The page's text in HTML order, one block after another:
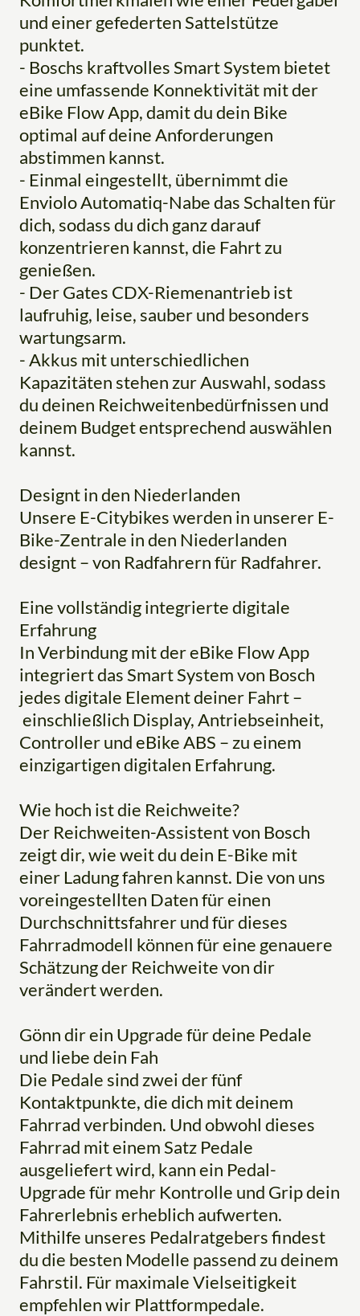
und einer gefederten Sattelstütze
punktet.
- Boschs kraftvolles Smart System bietet
eine umfassende Konnektivität mit der
eBike Flow App, damit du dein Bike
optimal auf deine Anforderungen
abstimmen kannst.
- Einmal eingestellt, übernimmt die
Enviolo Automatiq-Nabe das Schalten für
dich, sodass du dich ganz darauf
konzentrieren kannst, die Fahrt zu
genießen.
- Der Gates CDX-Riemenantrieb ist
laufruhig, leise, sauber und besonders
wartungsarm.
- Akkus mit unterschiedlichen
Kapazitäten stehen zur Auswahl, sodass
du deinen Reichweitenbedürfnissen und
deinem Budget entsprechend auswählen
kannst.
Designt in den Niederlanden
Unsere E-Citybikes werden in unserer E-
Bike-Zentrale in den Niederlanden
designt – von Radfahrern für Radfahrer.
Eine vollständig integrierte digitale
Erfahrung
In Verbindung mit der eBike Flow App
integriert das Smart System von Bosch
jedes digitale Element deiner Fahrt –
einschließlich Display, Antriebseinheit,
Controller und eBike ABS – zu einem
einzigartigen digitalen Erfahrung.
Wie hoch ist die Reichweite?
Der Reichweiten-Assistent von Bosch
zeigt dir, wie weit du dein E-Bike mit
einer Ladung fahren kannst. Die von uns
voreingestellten Daten für einen
Durchschnittsfahrer und für dieses
Fahrradmodell können für eine genauere
Schätzung der Reichweite von dir
verändert werden.
Gönn dir ein Upgrade für deine Pedale
und liebe dein Fah
Die Pedale sind zwei der fünf
Kontaktpunkte, die dich mit deinem
Fahrrad verbinden. Und obwohl dieses
Fahrrad mit einem Satz Pedale
ausgeliefert wird, kann ein Pedal-
Upgrade für mehr Kontrolle und Grip dein
Fahrerlebnis erheblich aufwerten.
Mithilfe unseres Pedalratgebers findest
du die besten Modelle passend zu deinem
Fahrstil. Für maximale Vielseitigkeit
empfehlen wir Plattformpedale.